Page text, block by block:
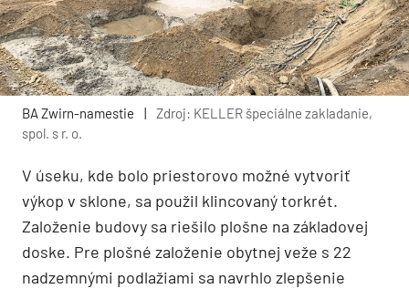
BA Zwirn-namestie |
Zdroj: KELLER špeciálne zakladanie,
spol. s r. o.
V úseku, kde bolo priestorovo možné vytvoriť
výkop v sklone, sa použil klincovaný torkrét.
Založenie budovy sa riešilo plošne na základovej
doske. Pre plošné založenie obytnej veže s 22
nadzemnými podlažiami sa navrhlo zlepšenie